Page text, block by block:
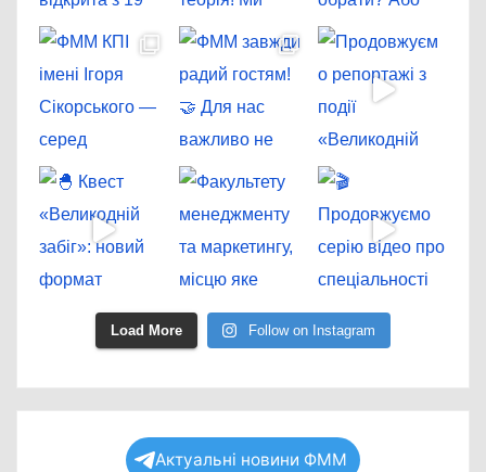
Load More Follow on Instagram
Актуальні новини ФММ